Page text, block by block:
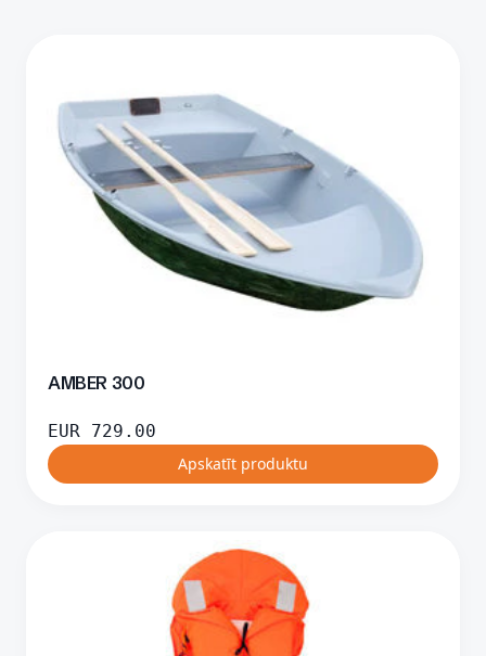
AMBER 300
EUR 729.00
Apskatīt produktu